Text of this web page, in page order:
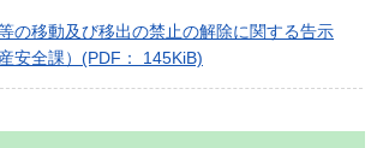
の移動及び移出の禁止の解除に関する告示
産安全課）(PDF： 145KiB)